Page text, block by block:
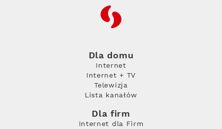
RFC
Dla domu
Internet
Internet + TV
Telewizja
Lista kanałów
Dla firm
Internet dla Firm